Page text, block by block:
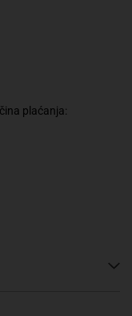
plaćanja: